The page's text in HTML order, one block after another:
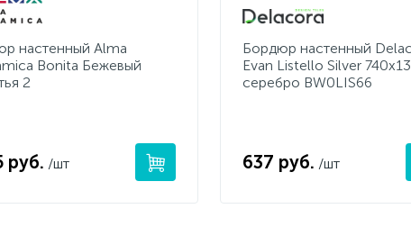
настенный Alma
Bonita Бежевый
2
руб. /шт
Бордюр настенный
Evan Listello Silver
серебро BW0LIS66
637 руб. /шт